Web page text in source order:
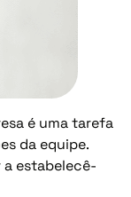
é uma tarefa
da equipe.
a estabelecê-